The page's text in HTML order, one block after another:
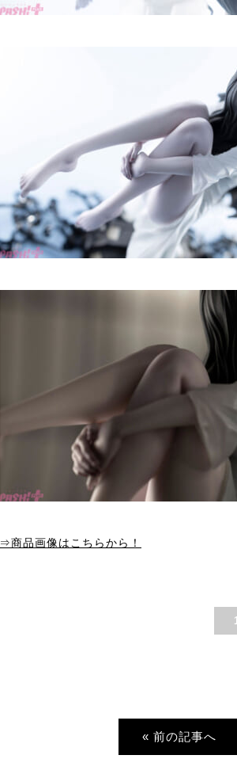
⇒商品画像はこちらから！
1
« 前の記事へ